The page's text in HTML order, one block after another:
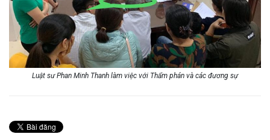
Luật sư Phan Minh Thanh làm việc với Thẩm phán và các đương sự